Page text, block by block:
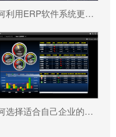
如何利用ERP软件系统更好提升企业运营效率?
如何选择适合自己企业的ERP软件?